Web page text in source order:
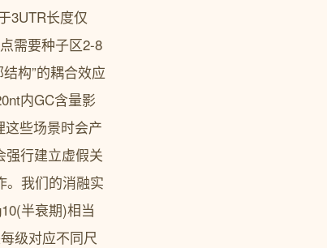
3UTR长度仅
需要种子区2-8
构”的耦合效应
内GC含量影
些场景时会产
强行建立虚假关
。我们的消融实
半衰期)相当
级对应不同尺